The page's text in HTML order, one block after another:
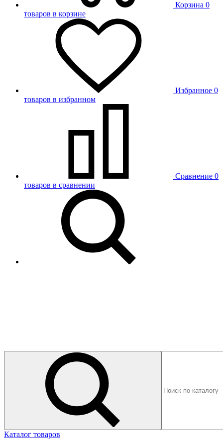
Корзина 0
товаров в корзине
Избранное 0
товаров в избранном
Сравнение 0
товаров в сравнении
Каталог товаров